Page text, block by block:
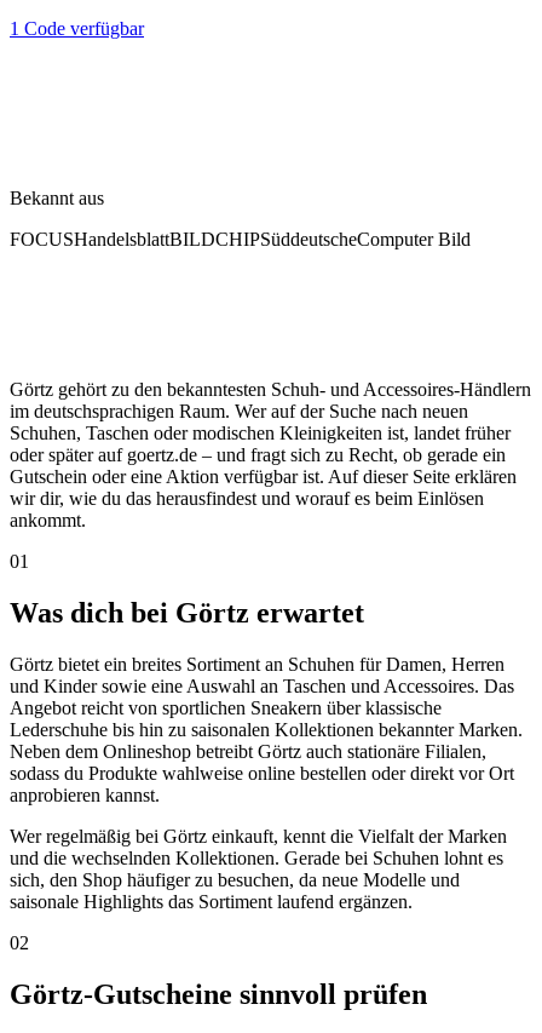
1 Code verfügbar
Bekannt aus
FOCUSHandelsblattBILDCHIPSüddeutscheComputer Bild
Görtz gehört zu den bekanntesten Schuh- und Accessoires-Händlern
im deutschsprachigen Raum. Wer auf der Suche nach neuen
Schuhen, Taschen oder modischen Kleinigkeiten ist, landet früher
oder später auf goertz.de – und fragt sich zu Recht, ob gerade ein
Gutschein oder eine Aktion verfügbar ist. Auf dieser Seite erklären
wir dir, wie du das herausfindest und worauf es beim Einlösen
ankommt.
01
Was dich bei Görtz erwartet
Görtz bietet ein breites Sortiment an Schuhen für Damen, Herren
und Kinder sowie eine Auswahl an Taschen und Accessoires. Das
Angebot reicht von sportlichen Sneakern über klassische
Lederschuhe bis hin zu saisonalen Kollektionen bekannter Marken.
Neben dem Onlineshop betreibt Görtz auch stationäre Filialen,
sodass du Produkte wahlweise online bestellen oder direkt vor Ort
anprobieren kannst.
Wer regelmäßig bei Görtz einkauft, kennt die Vielfalt der Marken
und die wechselnden Kollektionen. Gerade bei Schuhen lohnt es
sich, den Shop häufiger zu besuchen, da neue Modelle und
saisonale Highlights das Sortiment laufend ergänzen.
02
Görtz-Gutscheine sinnvoll prüfen